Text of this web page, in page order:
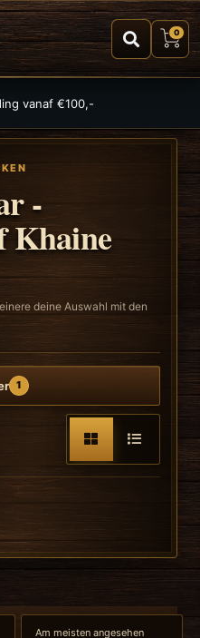
0
vanaf €100,-
-
Khaine
deine Auswahl mit den
1